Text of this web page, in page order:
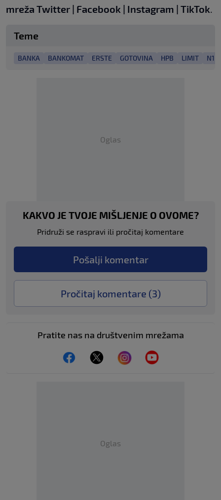
mreža Twitter | Facebook | Instagram | TikTok.
Teme
BANKA BANKOMAT ERSTE GOTOVINA HPB LIMIT N1
Oglas
KAKVO JE TVOJE MIŠLJENJE O OVOME?
Pridruži se raspravi ili pročitaj komentare
Pošalji komentar
Pročitaj komentare (3)
Pratite nas na društvenim mrežama
Oglas